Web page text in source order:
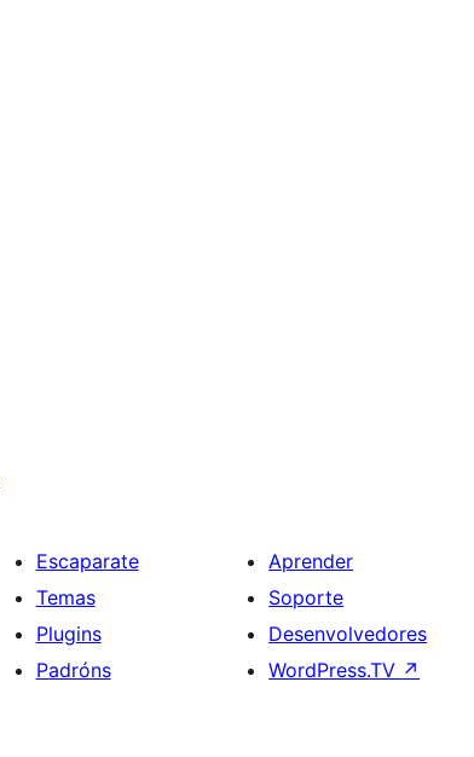
Escaparate
Temas
Plugins
Padróns
Aprender
Soporte
Desenvolvedores
WordPress.TV ↗